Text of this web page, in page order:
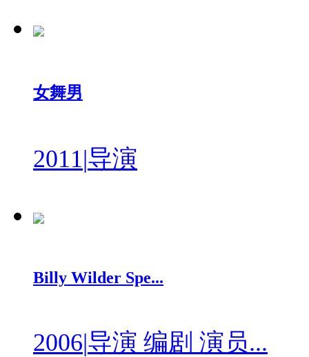
女舞男
2011|导演
Billy Wilder Spe...
2006|导演 编剧 演员...